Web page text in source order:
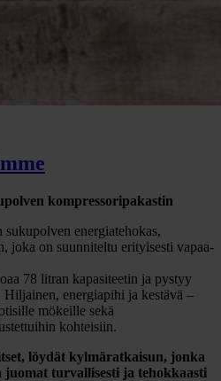
kompressoripakastin
sukupolven energiatehokas,
joka on suunniteltu erityisesti vapaa-
78 litran kapasiteetin ja pystyy
Hiljainen, energiapihi ja kestävä –
mökeille sekä
kohteisiin.
löydät kylmäratkaisun, jonka
turvallisesti ja tehokkaasti